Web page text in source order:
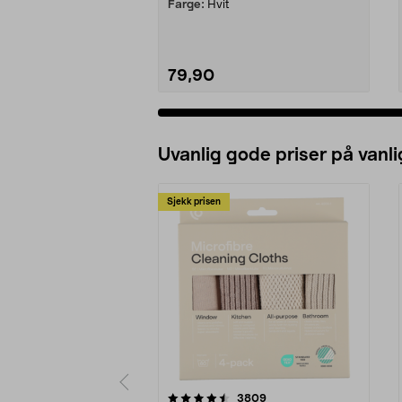
Farge: Hvit
79,90
Uvanlig gode priser på
Sjekk prisen
3809anmeldelser
4.5av 5 stjerner